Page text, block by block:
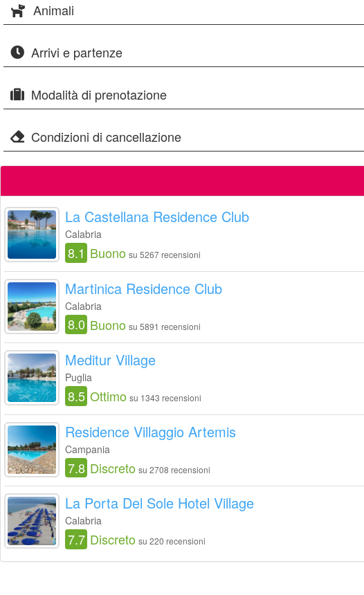
Animali
Arrivi e partenze
Modalità di prenotazione
Condizioni di cancellazione
La Castellana Residence Club
Calabria
8.1 Buono su 5267 recensioni
Martinica Residence Club
Calabria
8.0 Buono su 5891 recensioni
Meditur Village
Puglia
8.5 Ottimo su 1343 recensioni
Residence Villaggio Artemis
Campania
7.8 Discreto su 2708 recensioni
La Porta Del Sole Hotel Village
Calabria
7.7 Discreto su 220 recensioni